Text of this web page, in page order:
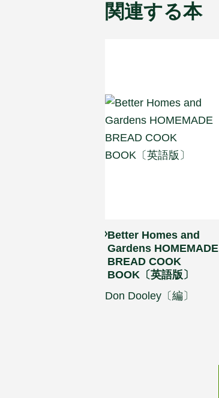
関連する本
Better Homes and
Gardens HOMEMADE
BREAD COOK
BOOK〔英語版〕
Don Dooley〔編〕